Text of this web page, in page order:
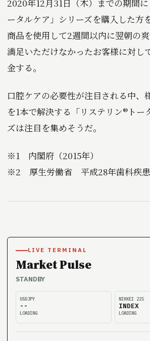
2020年12月31日（木）までの期間
ータルケア」シリーズを購入した方
商品を使用して2週間以内に翌朝の
満足いただけなかったお客様に対し
金する。
口腔ケアの必要性が注目される中、
を1本で解決する「リステリン®トー
ズは注目を集めそうだ。
※1 内閣府（2015年）
※2 厚生労働省 平成28年歯科疾患
LIVE TERMINAL
Market Pulse
STANDBY
USDJPY
--
LOADING
NIKKEI 225
INDEX
LOADING